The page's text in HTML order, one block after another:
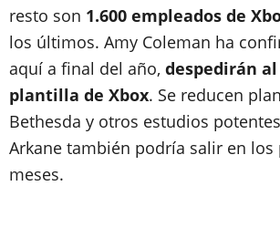
resto son 1.600 empleados de
los últimos. Amy Coleman ha
aquí a final del año, despedirán al
plantilla de Xbox. Se reducen
Bethesda y otros estudios
Arkane también podría salir en los
meses.